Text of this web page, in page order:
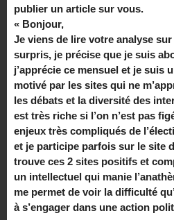
publier un article sur vous.
« Bonjour,
Je viens de lire votre analyse sur
surpris, je précise que je suis
j’apprécie ce mensuel et je suis
motivé par les sites qui ne
les débats et la diversité des
est très riche si l’on n’est pas
enjeux très compliqués de
et je participe parfois sur le site
trouve ces 2 sites positifs et
un intellectuel qui manie
me permet de voir la difficulté
à s’engager dans une action